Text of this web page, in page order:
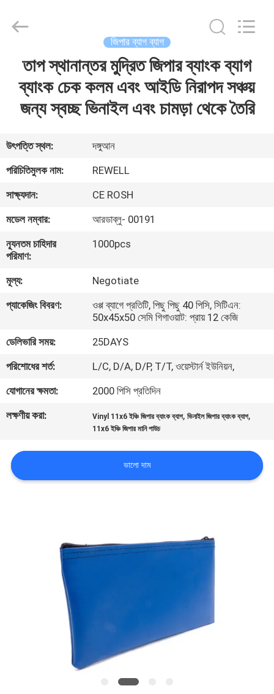
বাড়ি
পণ্য
আমাদের
সম্পর্কে
কারখানা
ভ্রমণ
নিয়ন্ত্রণ
ম্যাপ
PRIVACY
POLICY
Rights
জিপার ব্যাগ ব্যাগ
তাপ স্থানান্তর মুদ্রিত জিপার ব্যাংক ব্যাগ
ব্যাংক চেক কলম এবং আইডি নিরাপদ সঞ্চয়
জন্য স্বচ্ছ ভিনাইল এবং চামড়া থেকে তৈরি
উৎপত্তি স্থল:
দঙ্গুআন
পরিচিতিমুলক নাম:
REWELL
সাক্ষ্যদান:
CE ROSH
মডেল নম্বার:
আরডাব্লু- 00191
ন্যূনতম চাহিদার
পরিমাণ:
1000pcs
মূল্য:
Negotiate
প্যাকেজিং বিবরণ:
ওপ্প ব্যাগে প্রতিটি, পিছু পিছু 40 পিসি, সিটিএন:
50x45x50 সেমি গিগাওয়াট: প্রায় 12 কেজি
ডেলিভারি সময়:
25DAYS
পরিশোধের শর্ত:
L/C, D/A, D/P, T/T, ওয়েস্টার্ন ইউনিয়ন,
যোগানের ক্ষমতা:
2000 পিসি প্রতিদিন
লক্ষণীয় করা:
Vinyl 11x6 ইঞ্চি জিপার ব্যাংক ব্যাগ,ভিনাইল জিপার ব্যাংক ব্যাগ,
11x6 ইঞ্চি জিপার মানি পাউচ
ভালো দাম